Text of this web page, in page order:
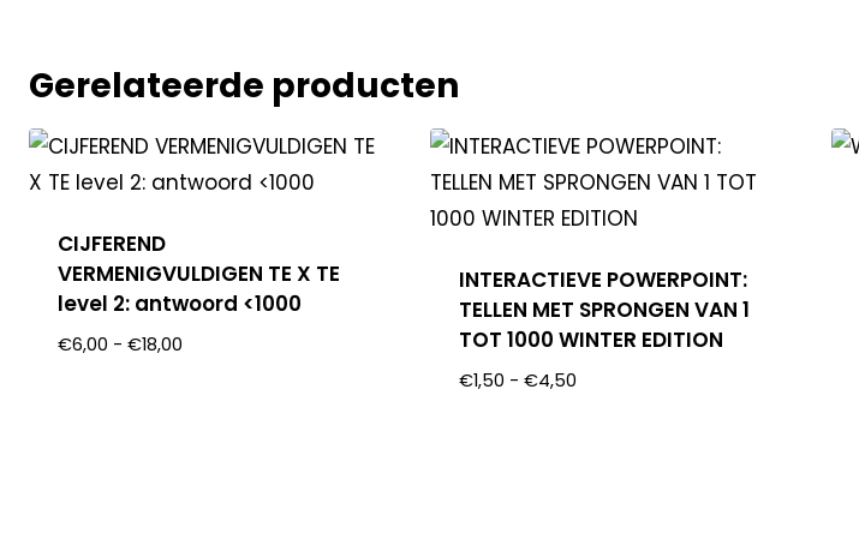
Gerelateerde producten
CIJFEREND
VERMENIGVULDIGEN TE X TE
level 2: antwoord <1000
€6,00 - €18,00
INTERACTIEVE POWERPOINT:
TELLEN MET SPRONGEN VAN 1
TOT 1000 WINTER EDITION
€1,50 - €4,50